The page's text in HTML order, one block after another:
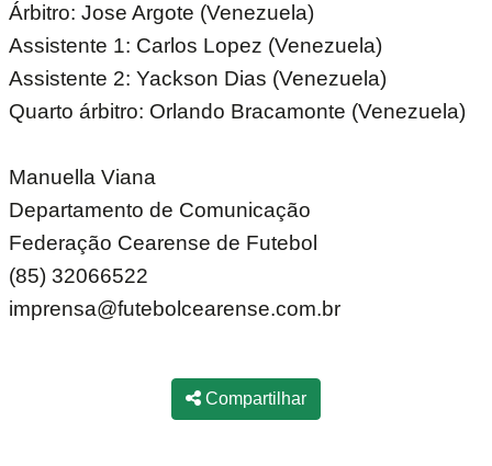
Árbitro: Jose Argote (Venezuela)
Assistente 1: Carlos Lopez (Venezuela)
Assistente 2: Yackson Dias (Venezuela)
Quarto árbitro: Orlando Bracamonte (Venezuela)
Manuella Viana
Departamento de Comunicação
Federação Cearense de Futebol
(85) 32066522
imprensa@futebolcearense.com.br
Compartilhar